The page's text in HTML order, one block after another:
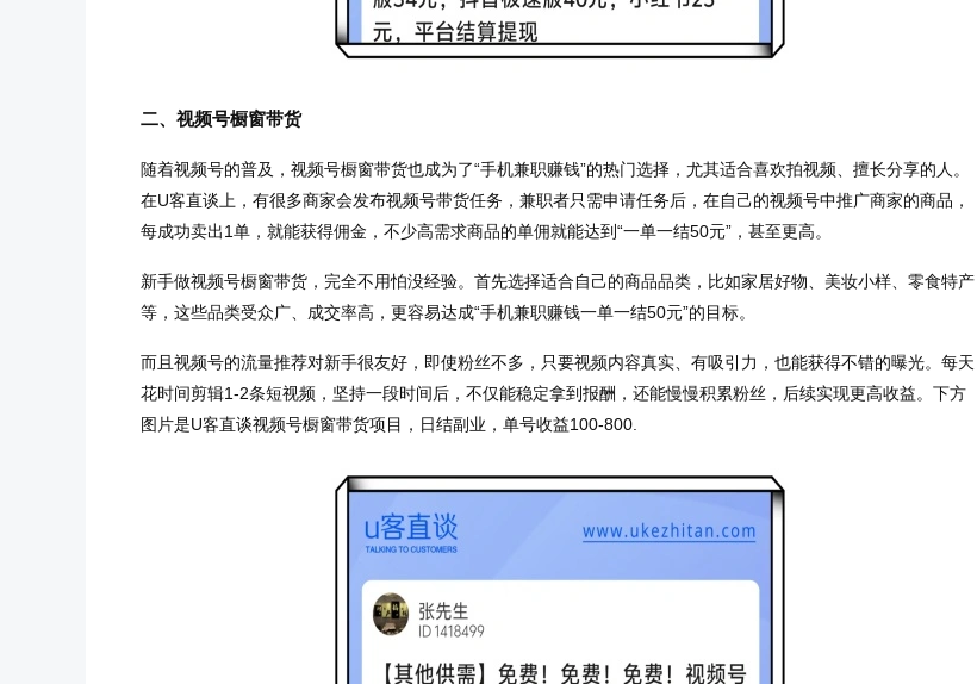
二、视频号橱窗带货
随着视频号的普及，视频号橱窗带货也成为了“手机兼职赚钱”的热门选择，尤其适合喜欢拍视频、擅长分享的人。
在U客直谈上，有很多商家会发布视频号带货任务，兼职者只需申请任务后，在自己的视频号中推广商家的商品，
每成功卖出1单，就能获得佣金，不少高需求商品的单佣就能达到“一单一结50元”，甚至更高。
新手做视频号橱窗带货，完全不用怕没经验。首先选择适合自己的商品品类，比如家居好物、美妆小样、零食特产
等，这些品类受众广、成交率高，更容易达成“手机兼职赚钱一单一结50元”的目标。
而且视频号的流量推荐对新手很友好，即使粉丝不多，只要视频内容真实、有吸引力，也能获得不错的曝光。每天
花时间剪辑1-2条短视频，坚持一段时间后，不仅能稳定拿到报酬，还能慢慢积累粉丝，后续实现更高收益。下方
图片是U客直谈视频号橱窗带货项目，日结副业，单号收益100-800.